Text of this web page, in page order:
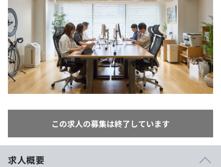
就活成功ガイド
プラン
個人向けプラン
法人向けプラン
学校向けプラン
この求人の募集は終了しています
求人概要